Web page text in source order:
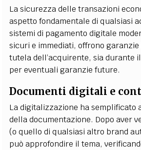
La sicurezza delle transazioni
aspetto fondamentale di qualsiasi
sistemi di pagamento digitale
sicuri e immediati, offrono
tutela dell’acquirente, sia durante
per eventuali garanzie future.
Documenti digitali e
La digitalizzazione ha semplificato
della documentazione. Dopo aver
(o quello di qualsiasi altro brand
può approfondire il tema,